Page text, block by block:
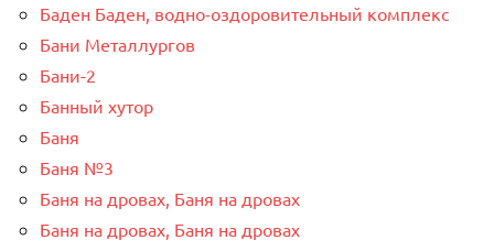
Баден Баден, водно-оздоровительный комплекс
Бани Металлургов
Бани-2
Банный хутор
Баня
Баня №3
Баня на дровах, Баня на дровах
Баня на дровах, Баня на дровах